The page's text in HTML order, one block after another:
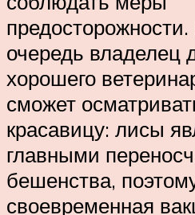
очередь владелец
хорошего
сможет
красавицу: лисы
главными
бешенства,
своевременная